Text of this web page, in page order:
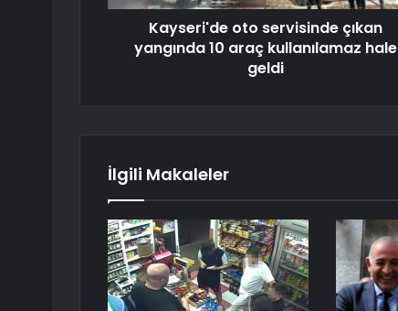
Kayseri'de oto servisinde çıkan
yangında 10 araç kullanılamaz hale
geldi
İlgili Makaleler